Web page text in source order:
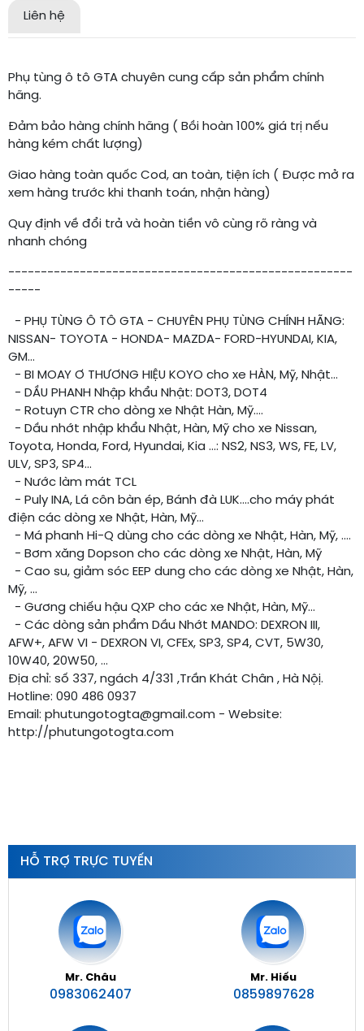
HỖ TRỢ TRỰC TUYẾN
Mr. Châu
0983062407
Mr. Hiếu
0859897628
Liên hệ
Phụ tùng ô tô GTA chuyên cung cấp sản phẩm chính
hãng.
Đảm bảo hàng chính hãng ( Bồi hoàn 100% giá trị nếu
hàng kém chất lượng)
Giao hàng toàn quốc Cod, an toàn, tiện ích ( Được mở ra
xem hàng trước khi thanh toán, nhận hàng)
Quy định về đổi trả và hoàn tiền vô cùng rõ ràng và
nhanh chóng
-----------------------------------------------------
-----
- PHỤ TÙNG Ô TÔ GTA - CHUYÊN PHỤ TÙNG CHÍNH HÃNG:
NISSAN- TOYOTA - HONDA- MAZDA- FORD-HYUNDAI, KIA,
GM...
- BI MOAY Ơ THƯƠNG HIỆU KOYO cho xe HÀN, Mỹ, Nhật...
- DẦU PHANH Nhập khẩu Nhật: DOT3, DOT4
- Rotuyn CTR cho dòng xe Nhật Hàn, Mỹ....
- Dầu nhớt nhập khẩu Nhật, Hàn, Mỹ cho xe Nissan,
Toyota, Honda, Ford, Hyundai, Kia ...: NS2, NS3, WS, FE, LV,
ULV, SP3, SP4...
- Nước làm mát TCL
- Puly INA, Lá côn bàn ép, Bánh đà LUK....cho máy phát
điện các dòng xe Nhật, Hàn, Mỹ...
- Má phanh Hi-Q dùng cho các dòng xe Nhật, Hàn, Mỹ, ….
- Bơm xăng Dopson cho các dòng xe Nhật, Hàn, Mỹ
- Cao su, giảm sóc EEP dung cho các dòng xe Nhật, Hàn,
Mỹ, …
- Gương chiếu hậu QXP cho các xe Nhật, Hàn, Mỹ...
- Các dòng sản phẩm Dầu Nhớt MANDO: DEXRON III,
AFW+, AFW VI - DEXRON VI, CFEx, SP3, SP4, CVT, 5W30,
10W40, 20W50, ...
Địa chỉ: số 337, ngách 4/331 ,Trần Khát Chân , Hà Nộị.
Hotline: 090 486 0937
Email: phutungotogta@gmail.com - Website:
http://phutungotogta.com